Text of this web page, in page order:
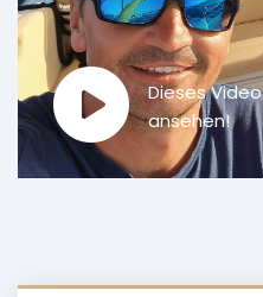
Dieses Video
ansehen!